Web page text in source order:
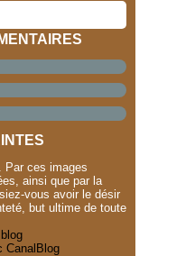
Par ces images
ainsi que par la
vous avoir le désir
but ultime de toute
CanalBlog